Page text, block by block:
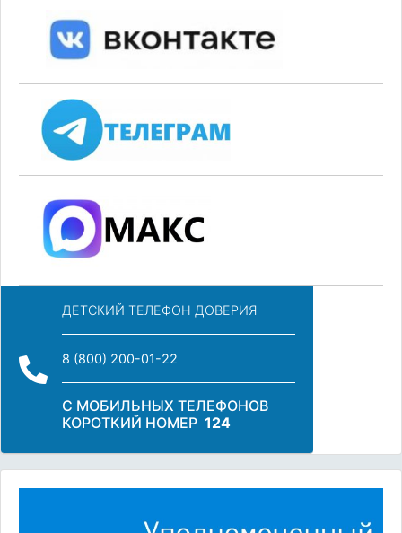
ДЕТСКИЙ ТЕЛЕФОН ДОВЕРИЯ
8 (800) 200-01-22
С МОБИЛЬНЫХ ТЕЛЕФОНОВ
КОРОТКИЙ НОМЕР 124